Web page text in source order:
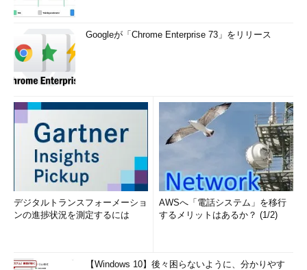
Googleが「Chrome Enterprise 73」をリリース
デジタルトランスフォーメーショ
ンの進捗状況を測定するには
AWSへ「電話システム」を移行
するメリットはあるか？ (1/2)
【Windows 10】後々困らないように、分かりやす